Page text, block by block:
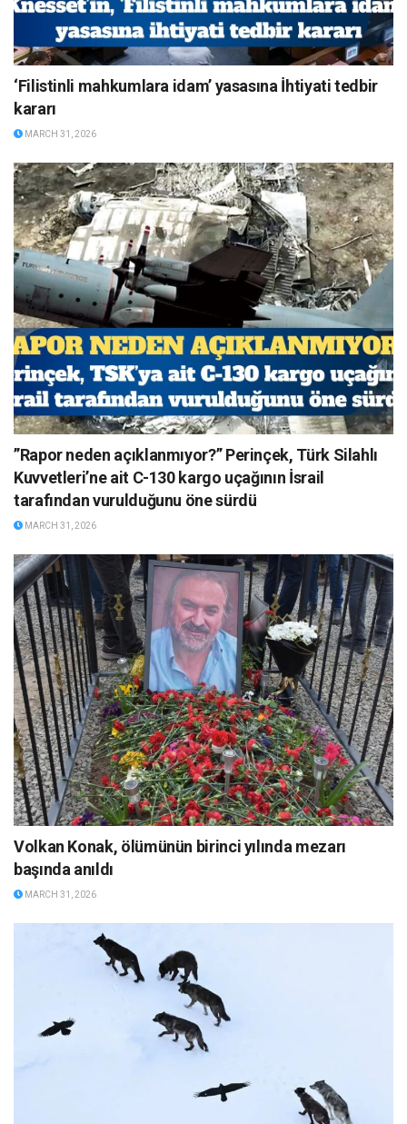
‘Filistinli mahkumlara idam’ yasasına İhtiyati tedbir
kararı
MARCH 31, 2026
”Rapor neden açıklanmıyor?” Perinçek, Türk Silahlı
Kuvvetleri’ne ait C-130 kargo uçağının İsrail
tarafından vurulduğunu öne sürdü
MARCH 31, 2026
Volkan Konak, ölümünün birinci yılında mezarı
başında anıldı
MARCH 31, 2026